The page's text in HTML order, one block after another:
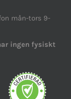
mån-tors 9-
ingen fysiskt